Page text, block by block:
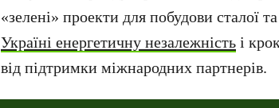
«зелені» проекти для побудови сталої
Україні енергетичну незалежність і
від підтримки міжнародних партнерів.